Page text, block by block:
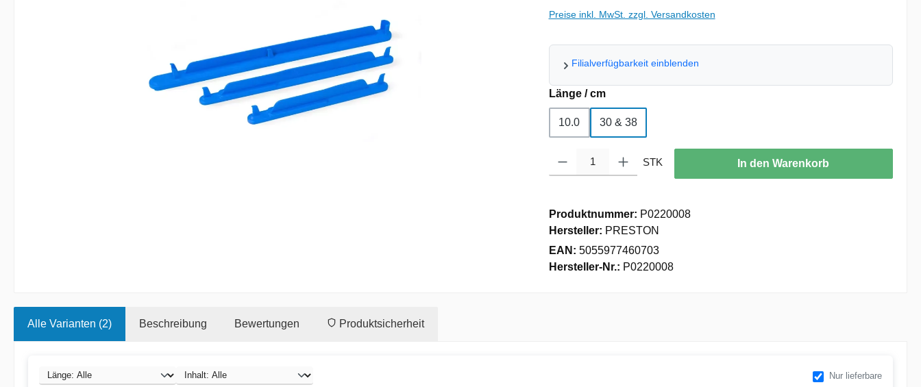
Preise inkl. MwSt. zzgl. Versandkosten
Filialverfügbarkeit einblenden
Länge / cmauswählen
10.0 30 & 38
Produkt Anzahl: Gib den gewünschten Wert ein oder benutze die Schaltflächen um
STK In den Warenkorb
Produktnummer: P0220008
Hersteller: PRESTON
EAN: 5055977460703
Hersteller-Nr.: P0220008
Alle Varianten (2) Beschreibung Bewertungen Produktsicherheit
Nur lieferbare